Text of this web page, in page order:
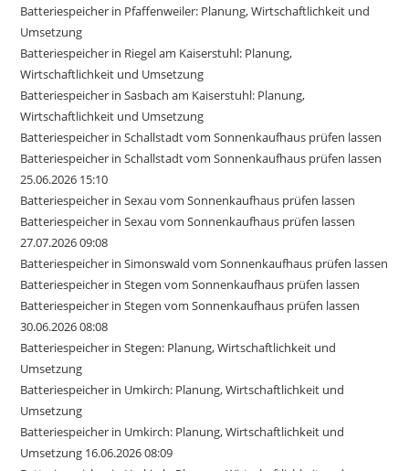
Batteriespeicher in Pfaffenweiler: Planung, Wirtschaftlichkeit und
Umsetzung
Batteriespeicher in Riegel am Kaiserstuhl: Planung,
Wirtschaftlichkeit und Umsetzung
Batteriespeicher in Sasbach am Kaiserstuhl: Planung,
Wirtschaftlichkeit und Umsetzung
Batteriespeicher in Schallstadt vom Sonnenkaufhaus prüfen lassen
Batteriespeicher in Schallstadt vom Sonnenkaufhaus prüfen lassen
25.06.2026 15:10
Batteriespeicher in Sexau vom Sonnenkaufhaus prüfen lassen
Batteriespeicher in Sexau vom Sonnenkaufhaus prüfen lassen
27.07.2026 09:08
Batteriespeicher in Simonswald vom Sonnenkaufhaus prüfen lassen
Batteriespeicher in Stegen vom Sonnenkaufhaus prüfen lassen
Batteriespeicher in Stegen vom Sonnenkaufhaus prüfen lassen
30.06.2026 08:08
Batteriespeicher in Stegen: Planung, Wirtschaftlichkeit und
Umsetzung
Batteriespeicher in Umkirch: Planung, Wirtschaftlichkeit und
Umsetzung
Batteriespeicher in Umkirch: Planung, Wirtschaftlichkeit und
Umsetzung 16.06.2026 08:09